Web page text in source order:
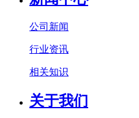
公司新闻
行业资讯
相关知识
关于我们